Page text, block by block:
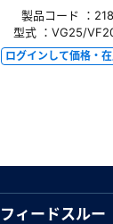
製品コード ：
型式 ：VG25/
ログインして価格・
フィードスルー